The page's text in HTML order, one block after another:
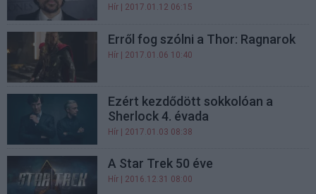
Hír | 2017.01.12 06:15
Erről fog szólni a Thor: Ragnarok
Hír | 2017.01.06 10:40
Ezért kezdődött sokkolóan a
Sherlock 4. évada
Hír | 2017.01.03 08:38
A Star Trek 50 éve
Hír | 2016.12.31 08:00